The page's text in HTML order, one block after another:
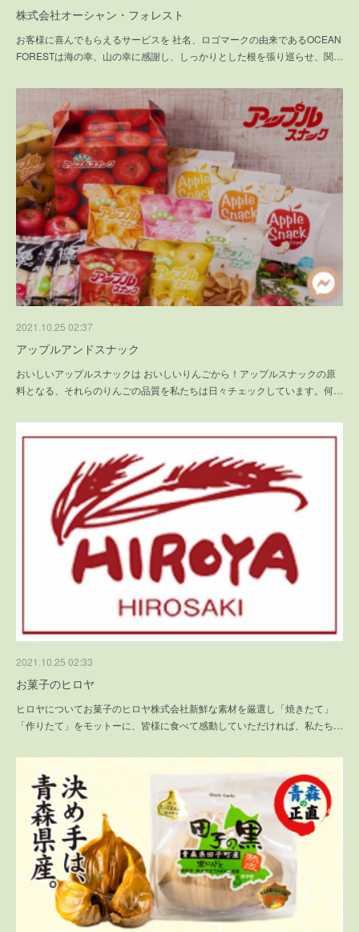
株式会社オーシャン・フォレスト
お客様に喜んでもらえるサービスを 社名、ロゴマークの由来であるOCEAN
FORESTは海の幸、山の幸に感謝し、しっかりとした根を張り巡らせ、関…
2021.10.25 02:37
アップルアンドスナック
おいしいアップルスナックは おいしいりんごから！アップルスナックの原
料となる、それらのりんごの品質を私たちは日々チェックしています。何…
2021.10.25 02:33
お菓子のヒロヤ
ヒロヤについてお菓子のヒロヤ株式会社新鮮な素材を厳選し「焼きたて」
「作りたて」をモットーに、皆様に食べて感動していただければ、私たち…